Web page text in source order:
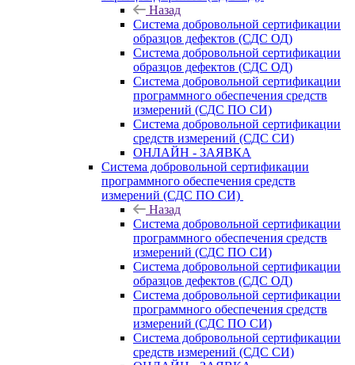
Назад
Система добровольной сертификации
образцов дефектов (СДС ОД)
Система добровольной сертификации
образцов дефектов (СДС ОД)
Система добровольной сертификации
программного обеспечения средств
измерений (СДС ПО СИ)
Система добровольной сертификации
средств измерений (СДС СИ)
ОНЛАЙН - ЗАЯВКА
Система добровольной сертификации
программного обеспечения средств
измерений (СДС ПО СИ)
Назад
Система добровольной сертификации
программного обеспечения средств
измерений (СДС ПО СИ)
Система добровольной сертификации
образцов дефектов (СДС ОД)
Система добровольной сертификации
программного обеспечения средств
измерений (СДС ПО СИ)
Система добровольной сертификации
средств измерений (СДС СИ)